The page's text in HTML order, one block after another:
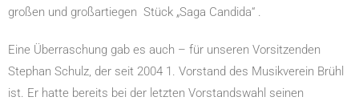
großen und großartiegen Stück „Saga Candida“ .
Eine Überraschung gab es auch – für unseren Vorsitzenden
Stephan Schulz, der seit 2004 1. Vorstand des Musikverein Brühl
ist. Er hatte bereits bei der letzten Vorstandswahl seinen